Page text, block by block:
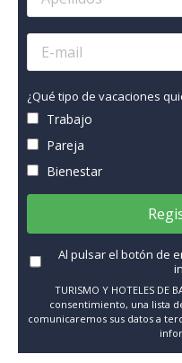
¿Qué tipo de vacaciones
Trabajo
Pareja
Bienestar
Al pulsar el botón de
TURISMO Y HOTELES DE
consentimiento, una lista
comunicaremos sus datos a